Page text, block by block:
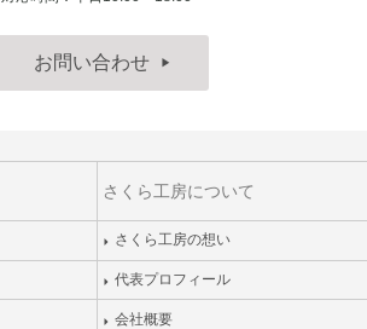
お問い合わせ ▶
さくら工房について
さくら工房の想い
代表プロフィール
会社概要